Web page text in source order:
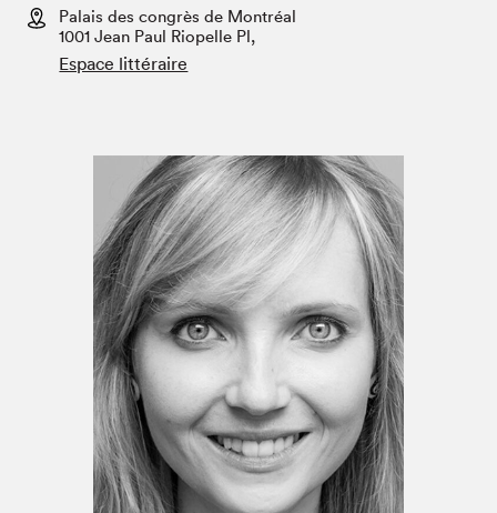
Espace médias
Palais des congrès de Montréal
1001 Jean Paul Riopelle Pl,
Espace littéraire